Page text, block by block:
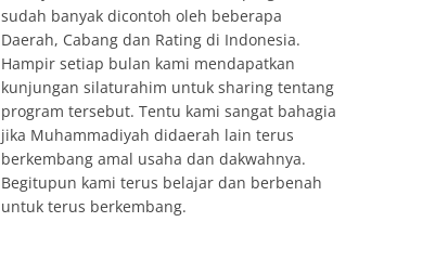
sudah banyak dicontoh oleh beberapa
Daerah, Cabang dan Rating di Indonesia.
Hampir setiap bulan kami mendapatkan
kunjungan silaturahim untuk sharing tentang
program tersebut. Tentu kami sangat bahagia
jika Muhammadiyah didaerah lain terus
berkembang amal usaha dan dakwahnya.
Begitupun kami terus belajar dan berbenah
untuk terus berkembang.